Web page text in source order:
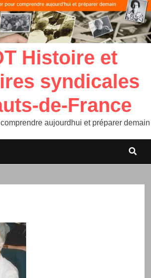
Histoire et
syndicales
de-France
aujourdhui et préparer demain